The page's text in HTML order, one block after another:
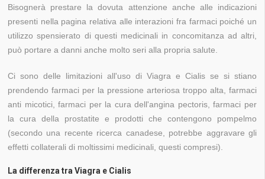
Bisognerà prestare la dovuta attenzione anche alle indicazioni
presenti nella pagina relativa alle interazioni fra farmaci poiché un
utilizzo spensierato di questi medicinali in concomitanza ad altri,
può portare a danni anche molto seri alla propria salute.
Ci sono delle limitazioni all'uso di Viagra e Cialis se si stiano
prendendo farmaci per la pressione arteriosa troppo alta, farmaci
anti micotici, farmaci per la cura dell'angina pectoris, farmaci per
la cura della prostatite e prodotti che contengono pompelmo
(secondo una recente ricerca canadese, potrebbe aggravare gli
effetti collaterali di moltissimi medicinali, questi compresi).
La differenza tra Viagra e Cialis